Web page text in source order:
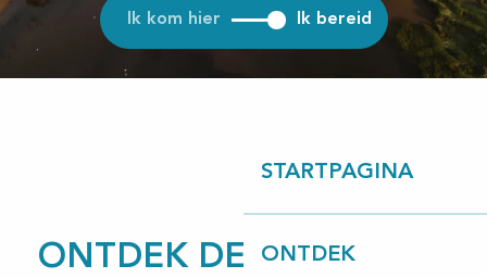
STARTPAGINA
ONTDEK
Ik kom hier Ik bereid
ONTDEK DE OMGEVING